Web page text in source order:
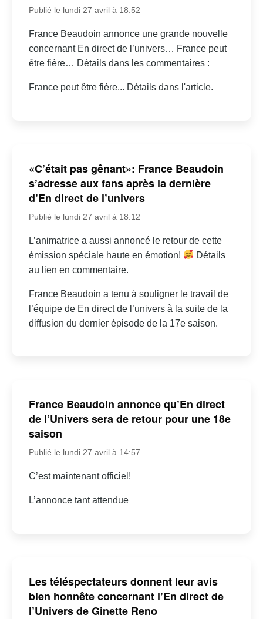
Publié le lundi 27 avril à 18:52
France Beaudoin annonce une grande nouvelle
concernant En direct de l’univers… France peut
être fière… Détails dans les commentaires :
France peut être fière... Détails dans l'article.
«C’était pas gênant»: France Beaudoin
s’adresse aux fans après la dernière
d’En direct de l’univers
Publié le lundi 27 avril à 18:12
L’animatrice a aussi annoncé le retour de cette
émission spéciale haute en émotion!
Détails
au lien en commentaire.
France Beaudoin a tenu à souligner le travail de
l’équipe de En direct de l’univers à la suite de la
diffusion du dernier épisode de la 17e saison.
France Beaudoin annonce qu’En direct
de l’Univers sera de retour pour une 18e
saison
Publié le lundi 27 avril à 14:57
C’est maintenant officiel!
L’annonce tant attendue
Les téléspectateurs donnent leur avis
bien honnête concernant l’En direct de
l’Univers de Ginette Reno